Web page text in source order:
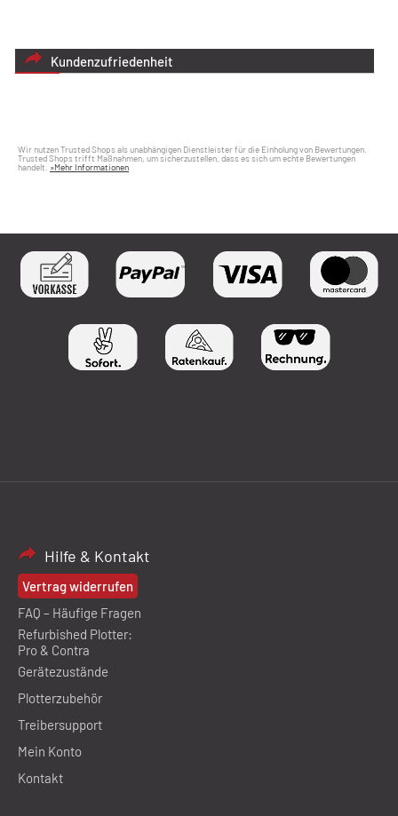
Kundenzufriedenheit
Wir nutzen Trusted Shops als unabhängigen Dienstleister für die Einholung von Bewertungen.
Trusted Shops trifft Maßnahmen, um sicherzustellen, dass es sich um echte Bewertungen
handelt. »Mehr Informationen
Hilfe & Kontakt
Vertrag widerrufen
FAQ – Häufige Fragen
Refurbished Plotter:
Pro & Contra
Gerätezustände
Plotterzubehör
Treibersupport
Mein Konto
Kontakt